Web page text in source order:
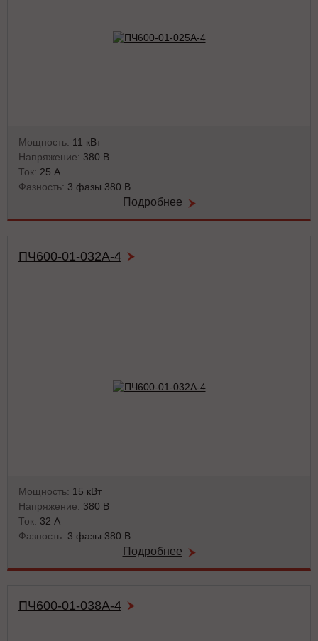
Мощность: 11 кВт
Напряжение: 380 В
Ток: 25 А
Фазность: 3 фазы 380 В
Подробнее
ПЧ600-01-032А-4
Мощность: 15 кВт
Напряжение: 380 В
Ток: 32 А
Фазность: 3 фазы 380 В
Подробнее
ПЧ600-01-038А-4